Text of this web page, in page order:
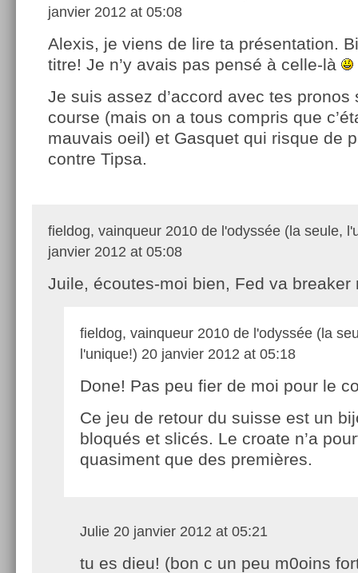
janvier 2012 at 05:08
Alexis, je viens de lire ta présentation.
titre! Je n’y avais pas pensé à celle-là
Je suis assez d’accord avec tes pronos
course (mais on a tous compris que
mauvais oeil) et Gasquet qui risque de
contre Tipsa.
fieldog, vainqueur 2010 de l'odyssée (la seule,
janvier 2012 at 05:08
Juile, écoutes-moi bien, Fed va breaker
fieldog, vainqueur 2010 de l'odyssée (la
l'unique!) 20 janvier 2012 at 05:18
Done! Pas peu fier de moi pour le
Ce jeu de retour du suisse est un
bloqués et slicés. Le croate n’a
quasiment que des premières.
Julie 20 janvier 2012 at 05:21
tu es dieu! (bon c un peu m0oins